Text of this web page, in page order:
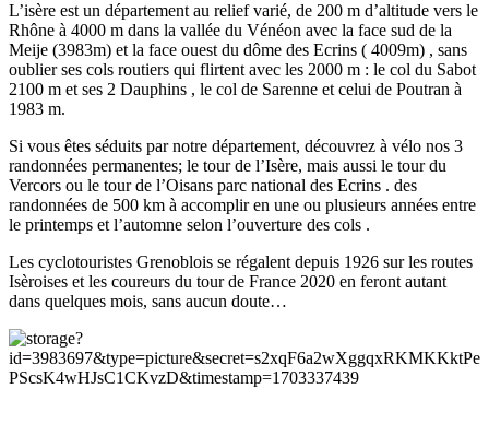
L’isère est un département au relief varié, de 200 m d’altitude vers le
Rhône à 4000 m dans la vallée du Vénéon avec la face sud de la
Meije (3983m) et la face ouest du dôme des Ecrins ( 4009m) , sans
oublier ses cols routiers qui flirtent avec les 2000 m : le col du Sabot
2100 m et ses 2 Dauphins , le col de Sarenne et celui de Poutran à
1983 m.
Si vous êtes séduits par notre département, découvrez à vélo nos 3
randonnées permanentes; le tour de l’Isère, mais aussi le tour du
Vercors ou le tour de l’Oisans parc national des Ecrins . des
randonnées de 500 km à accomplir en une ou plusieurs années entre
le printemps et l’automne selon l’ouverture des cols .
Les cyclotouristes Grenoblois se régalent depuis 1926 sur les routes
Isèroises et les coureurs du tour de France 2020 en feront autant
dans quelques mois, sans aucun doute…